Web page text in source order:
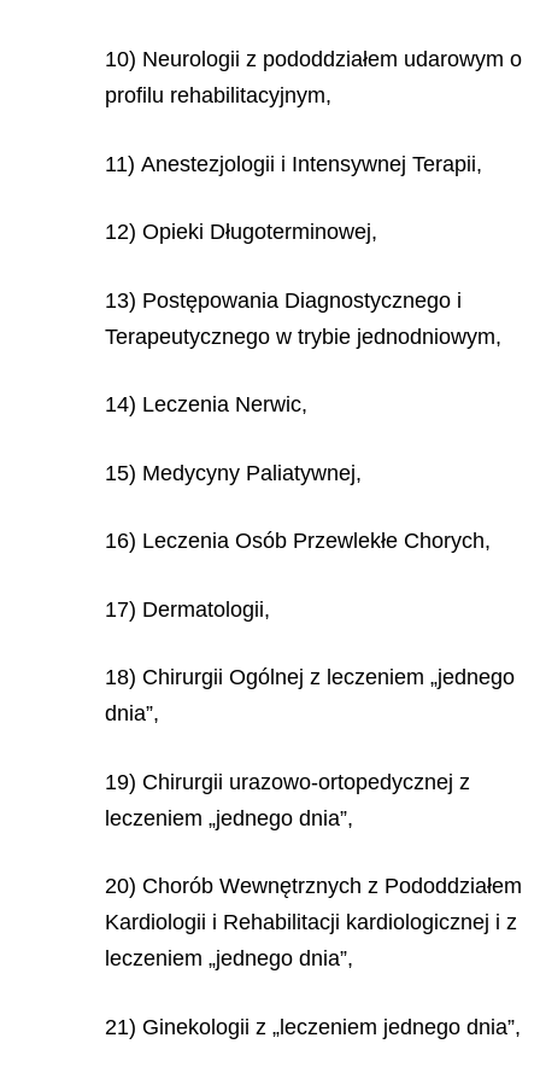
10) Neurologii z pododdziałem udarowym o
profilu rehabilitacyjnym,
11) Anestezjologii i Intensywnej Terapii,
12) Opieki Długoterminowej,
13) Postępowania Diagnostycznego i
Terapeutycznego w trybie jednodniowym,
14) Leczenia Nerwic,
15) Medycyny Paliatywnej,
16) Leczenia Osób Przewlekłe Chorych,
17) Dermatologii,
18) Chirurgii Ogólnej z leczeniem „jednego
dnia”,
19) Chirurgii urazowo-ortopedycznej z
leczeniem „jednego dnia”,
20) Chorób Wewnętrznych z Pododdziałem
Kardiologii i Rehabilitacji kardiologicznej i z
leczeniem „jednego dnia”,
21) Ginekologii z „leczeniem jednego dnia”,